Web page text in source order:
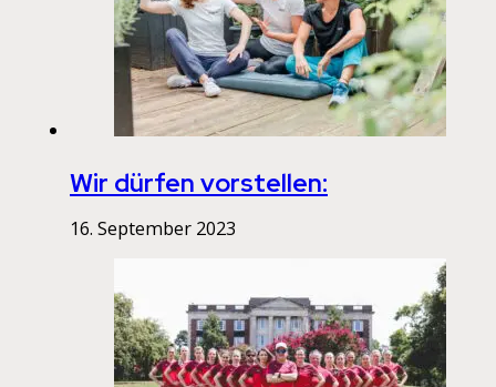
Wir dürfen vorstellen:
16. September 2023